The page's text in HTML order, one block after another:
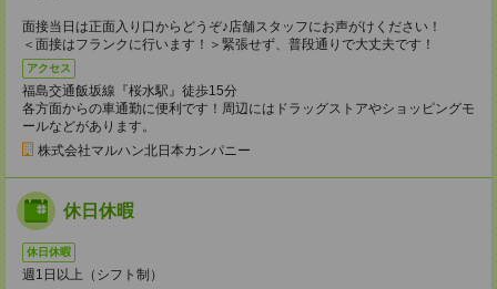
面接当日は正面入り口からどうぞ♪店舗スタッフにお声がけください！
＜面接はフランクに行います！＞緊張せず、普段通りで大丈夫です！
アクセス
福島交通飯坂線『桜水駅』徒歩15分
各方面からの車通勤に便利です！周辺にはドラッグストアやショッピングモ
ールなどがあります。
株式会社マルハン北日本カンパニー
休日休暇
休日休暇
週1日以上（シフト制）